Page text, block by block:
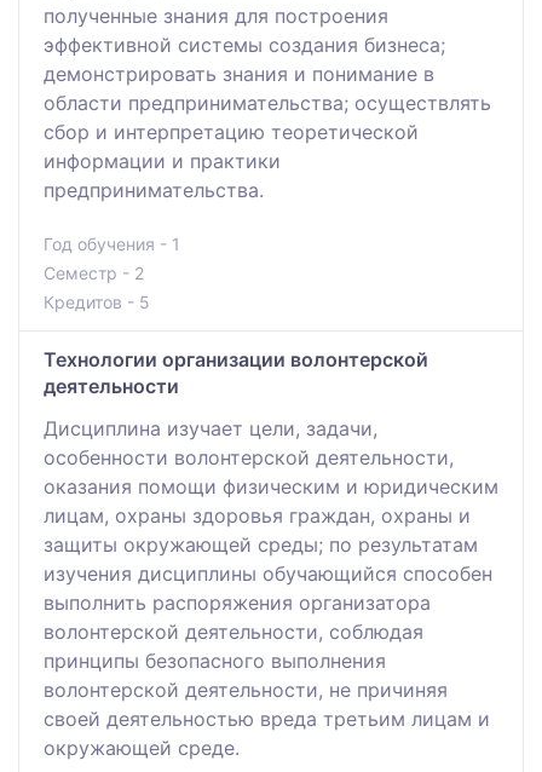
полученные знания для построения
эффективной системы создания бизнеса;
демонстрировать знания и понимание в
области предпринимательства; осуществлять
сбор и интерпретацию теоретической
информации и практики
предпринимательства.
Год обучения - 1
Семестр - 2
Кредитов - 5
Технологии организации волонтерской
деятельности
Дисциплина изучает цели, задачи,
особенности волонтерской деятельности,
оказания помощи физическим и юридическим
лицам, охраны здоровья граждан, охраны и
защиты окружающей среды; по результатам
изучения дисциплины обучающийся способен
выполнить распоряжения организатора
волонтерской деятельности, соблюдая
принципы безопасного выполнения
волонтерской деятельности, не причиняя
своей деятельностью вреда третьим лицам и
окружающей среде.